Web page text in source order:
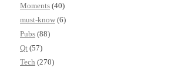
Moments (40)
must-know (6)
Pubs (88)
Qt (57)
Tech (270)